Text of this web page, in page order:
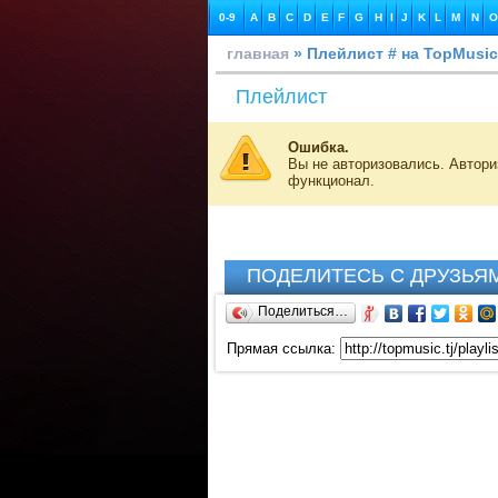
0-9 A B C D E F G H I J K L M N O
главная » Плейлист # на TopMusic
Плейлист
Ошибка.
Вы не авторизовались.
функционал.
ПОДЕЛИТЕСЬ С
Поделиться…
Прямая ссылка: